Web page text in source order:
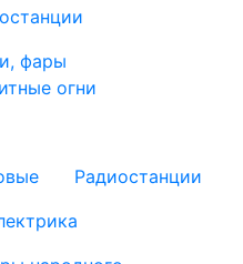
фары
огни
Радиостанции